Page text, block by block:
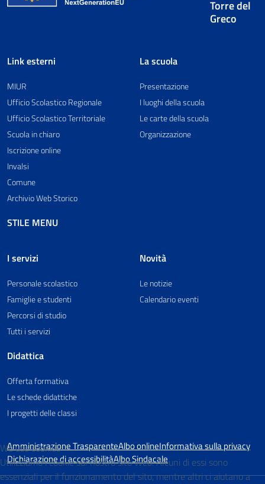
Torre del
Greco
Link esterni
MIUR
Ufficio Scolastico Regionale
Ufficio Scolastico Territoriale
Scuola in chiaro
Iscrizione online
Invalsi
Comune
Archivio Web Storico
STILE MENU
La scuola
Presentazione
I luoghi della scuola
Le carte della scuola
Organizzazione
I servizi
Personale scolastico
Famiglie e studenti
Percorsi di studio
Tutti i servizi
Didattica
Offerta formativa
Le schede didattiche
I progetti delle classi
Novità
Le notizie
Calendario eventi
Amministrazione TrasparenteAlbo onlineInformativa sulla privacy
Dichiarazione di accessibilitàAlbo Sindacale
We use cookies
Utilizziamo i cookie sul nostro sito Web. Alcuni di essi sono
essenziali per il funzionamento del sito, mentre altri ci aiutano a